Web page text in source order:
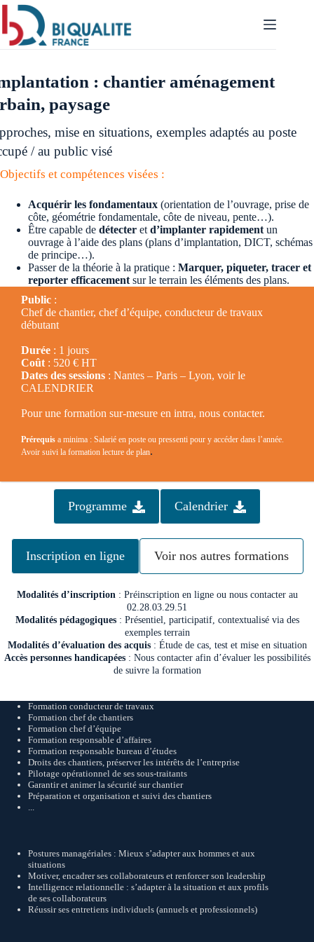
Passer
contenu
: chantier aménagement
paysage
mise en situations, exemples adaptés au poste
/ au public visé
Objectifs et compétences visées :
Acquérir les fondamentaux (orientation de l’ouvrage, prise de
côte, géométrie fondamentale, côte de niveau, pente…).
Être capable de détecter et d’implanter rapidement un
ouvrage à l’aide des plans (plans d’implantation, DICT, schémas
de principe…).
Passer de la théorie à la pratique : Marquer, piqueter, tracer et
reporter efficacement sur le terrain les éléments des plans.
Public :
Chef de chantier, chef d’équipe, conducteur de travaux
débutant
Durée : 1 jours
Coût : 520 € HT
Dates des sessions : Nantes – Paris – Lyon, voir le
CALENDRIER
Pour une formation sur-mesure en intra, nous contacter.
Prérequis a minima : Salarié en poste ou pressenti pour y accéder dans l’année.
Avoir suivi la formation lecture de plan.
Programme Calendrier
Inscription en ligne Voir nos autres formations
Modalités d’inscription : Préinscription en ligne ou nous contacter au
02.28.03.29.51
Modalités pédagogiques : Présentiel, participatif, contextualisé via des
exemples terrain
Modalités d’évaluation des acquis : Étude de cas, test et mise en situation
Accès personnes handicapées : Nous contacter afin d’évaluer les possibilités
de suivre la formation
Formation conducteur de travaux
Formation chef de chantiers
Formation chef d’équipe
Formation responsable d’affaires
Formation responsable bureau d’études
Droits des chantiers, préserver les intérêts de l’entreprise
Pilotage opérationnel de ses sous-traitants
Garantir et animer la sécurité sur chantier
Préparation et organisation et suivi des chantiers
Postures managériales : Mieux s’adapter aux hommes et aux
situations
Motiver, encadrer ses collaborateurs et renforcer son leadership
Intelligence relationnelle : s’adapter à la situation et aux profils
de ses collaborateurs
Réussir ses entretiens individuels (annuels et professionnels)